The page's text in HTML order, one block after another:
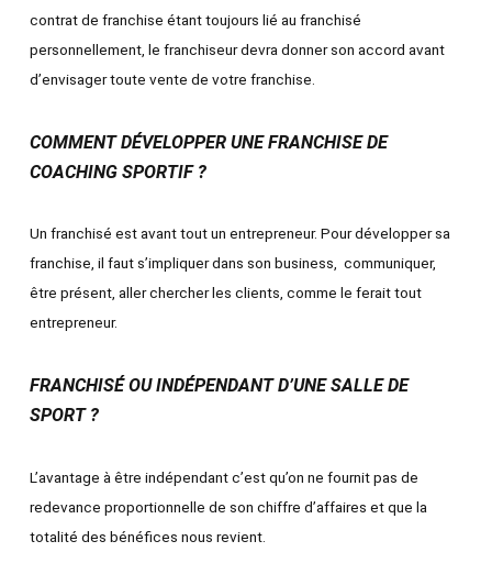
contrat de franchise étant toujours lié au franchisé
personnellement, le franchiseur devra donner son accord avant
d’envisager toute vente de votre franchise.
COMMENT DÉVELOPPER UNE FRANCHISE DE
COACHING SPORTIF ?
Un franchisé est avant tout un entrepreneur. Pour développer sa
franchise, il faut s’impliquer dans son business, communiquer,
être présent, aller chercher les clients, comme le ferait tout
entrepreneur.
FRANCHISÉ OU INDÉPENDANT D’UNE SALLE DE
SPORT ?
L’avantage à être indépendant c’est qu’on ne fournit pas de
redevance proportionnelle de son chiffre d’affaires et que la
totalité des bénéfices nous revient.